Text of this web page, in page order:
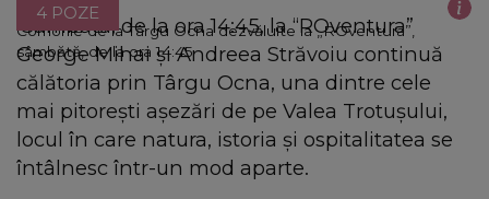
Comorile de la Târgu Ocna dezvăluite la „ROventura”,
sâmbătă, de la ora 14:45
4 POZE
Sâmbătă, de la ora 14:45, la “ROventura”
George Mihai și Andreea Străvoiu continuă
călătoria prin Târgu Ocna, una dintre cele
mai pitorești așezări de pe Valea Trotușului,
locul în care natura, istoria și ospitalitatea se
întâlnesc într-un mod aparte.